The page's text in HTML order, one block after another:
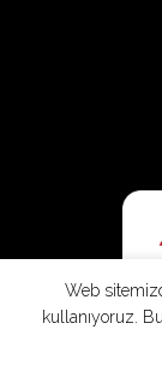
Web
kullanıyoruz.